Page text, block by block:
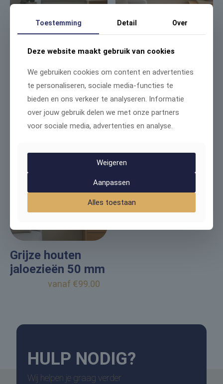
Antraciet houten
jaloezieën 50 mm
vanaf €99.00
Donkergrijze
50 mmvanaf€99.00
Grijze houten
jaloezieën 50 mm
vanaf €99.00
HULP NODIG?
Wij helpen je graag verder
Toestemming Detail Over
Deze website maakt gebruik van cookies
We gebruiken cookies om content en advertenties
te personaliseren, sociale media-functies te
bieden en ons verkeer te analyseren. Informatie
over jouw gebruik delen we met onze partners
voor sociale media, advertenties en analyse.
Weigeren
Aanpassen
Alles toestaan